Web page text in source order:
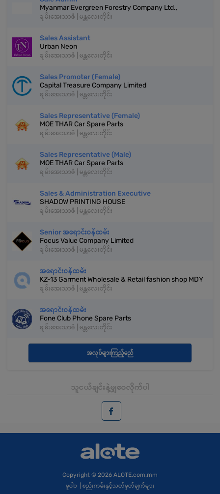
Myanmar Evergreen Forestry Company Ltd.,
ချမ်းအေးသာဇံ | မန္တလေးတိုင်း
Sales Assistant
Urban Neon
ချမ်းအေးသာဇံ | မန္တလေးတိုင်း
Sales Promoter (Female)
Capital Treasure Company Limited
ချမ်းအေးသာဇံ | မန္တလေးတိုင်း
Sales Representative (Female)
MOE THAR Car Spare Parts
ချမ်းအေးသာဇံ | မန္တလေးတိုင်း
Sales Representative (Male)
MOE THAR Car Spare Parts
ချမ်းအေးသာဇံ | မန္တလေးတိုင်း
Sales & Administration Executive
SHADOW PRINTING HOUSE
ချမ်းအေးသာဇံ | မန္တလေးတိုင်း
Senior အရောင်းဝန်ထမ်း
Focus Value Company Limited
ချမ်းအေးသာဇံ | မန္တလေးတိုင်း
အရောင်းဝန်ထမ်း
KZ-13 Garment Wholesale & Retail fashion shop MDY
ချမ်းအေးသာဇံ | မန္တလေးတိုင်း
အရောင်းဝန်ထမ်း
Fone Club Phone Spare Parts
ချမ်းအေးသာဇံ | မန္တလေးတိုင်း
အလုပ်များကြည့်မည်
သူငယ်ချင်းနဲ့မျှဝေလိုက်ပါ
Copyright © 2026 ALOTE.com.mm
မူဝါဒ
စည်းကမ်းနှင့်သတ်မှတ်ချက်များ